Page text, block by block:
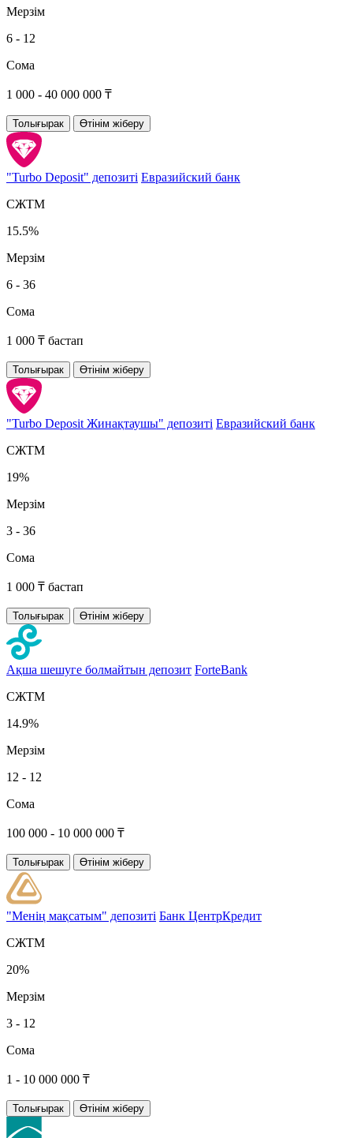
Мерзім
6 - 12
Сома
1 000 - 40 000 000 ₸
Толығырак Өтінім жіберу
"Turbo Deposit" депозиті Евразийский банк
СЖТМ
15.5%
Мерзім
6 - 36
Сома
1 000 ₸ бастап
Толығырак Өтінім жіберу
"Turbo Deposit Жинақтаушы" депозиті Евразийский банк
СЖТМ
19%
Мерзім
3 - 36
Сома
1 000 ₸ бастап
Толығырак Өтінім жіберу
Ақша шешуге болмайтын депозит ForteBank
СЖТМ
14.9%
Мерзім
12 - 12
Сома
100 000 - 10 000 000 ₸
Толығырак Өтінім жіберу
"Менің мақсатым" депозиті Банк ЦентрКредит
СЖТМ
20%
Мерзім
3 - 12
Сома
1 - 10 000 000 ₸
Толығырак Өтінім жіберу